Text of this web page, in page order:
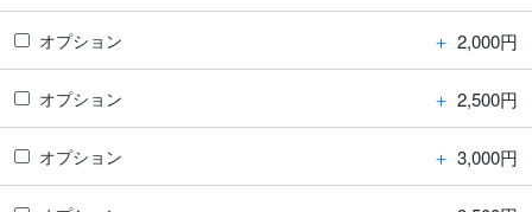
オプション ＋ 2,000円
オプション ＋ 2,500円
オプション ＋ 3,000円